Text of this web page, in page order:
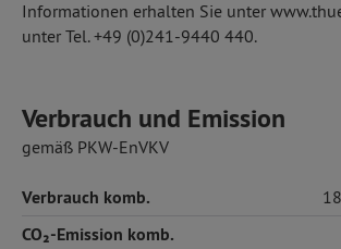
Informationen erhalten Sie unter
unter Tel. +49 (0)241-9440 440.
Verbrauch und Emission
gemäß PKW-EnVKV
Verbrauch komb.
CO₂-Emission komb.